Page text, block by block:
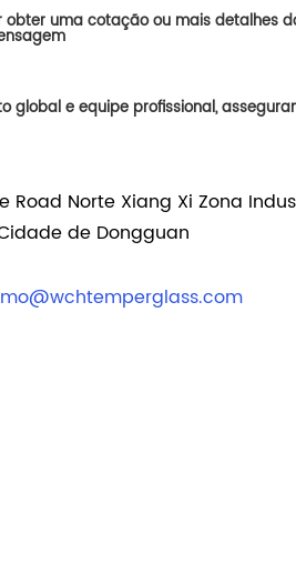
obter uma cotação ou mais detalhes
global e equipe profissional,
Road Norte Xiang Xi Zona
de Dongguan